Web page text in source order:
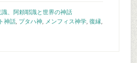
識、阿頼耶識と世界の神話
神話, プタハ神, メンフィス神学, 復縁,